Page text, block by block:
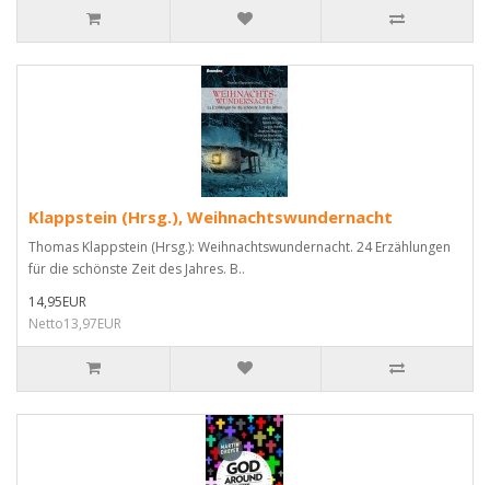
Klappstein (Hrsg.), Weihnachtswundernacht
Thomas Klappstein (Hrsg.): Weihnachtswundernacht. 24 Erzählungen
für die schönste Zeit des Jahres. B..
14,95EUR
Netto13,97EUR